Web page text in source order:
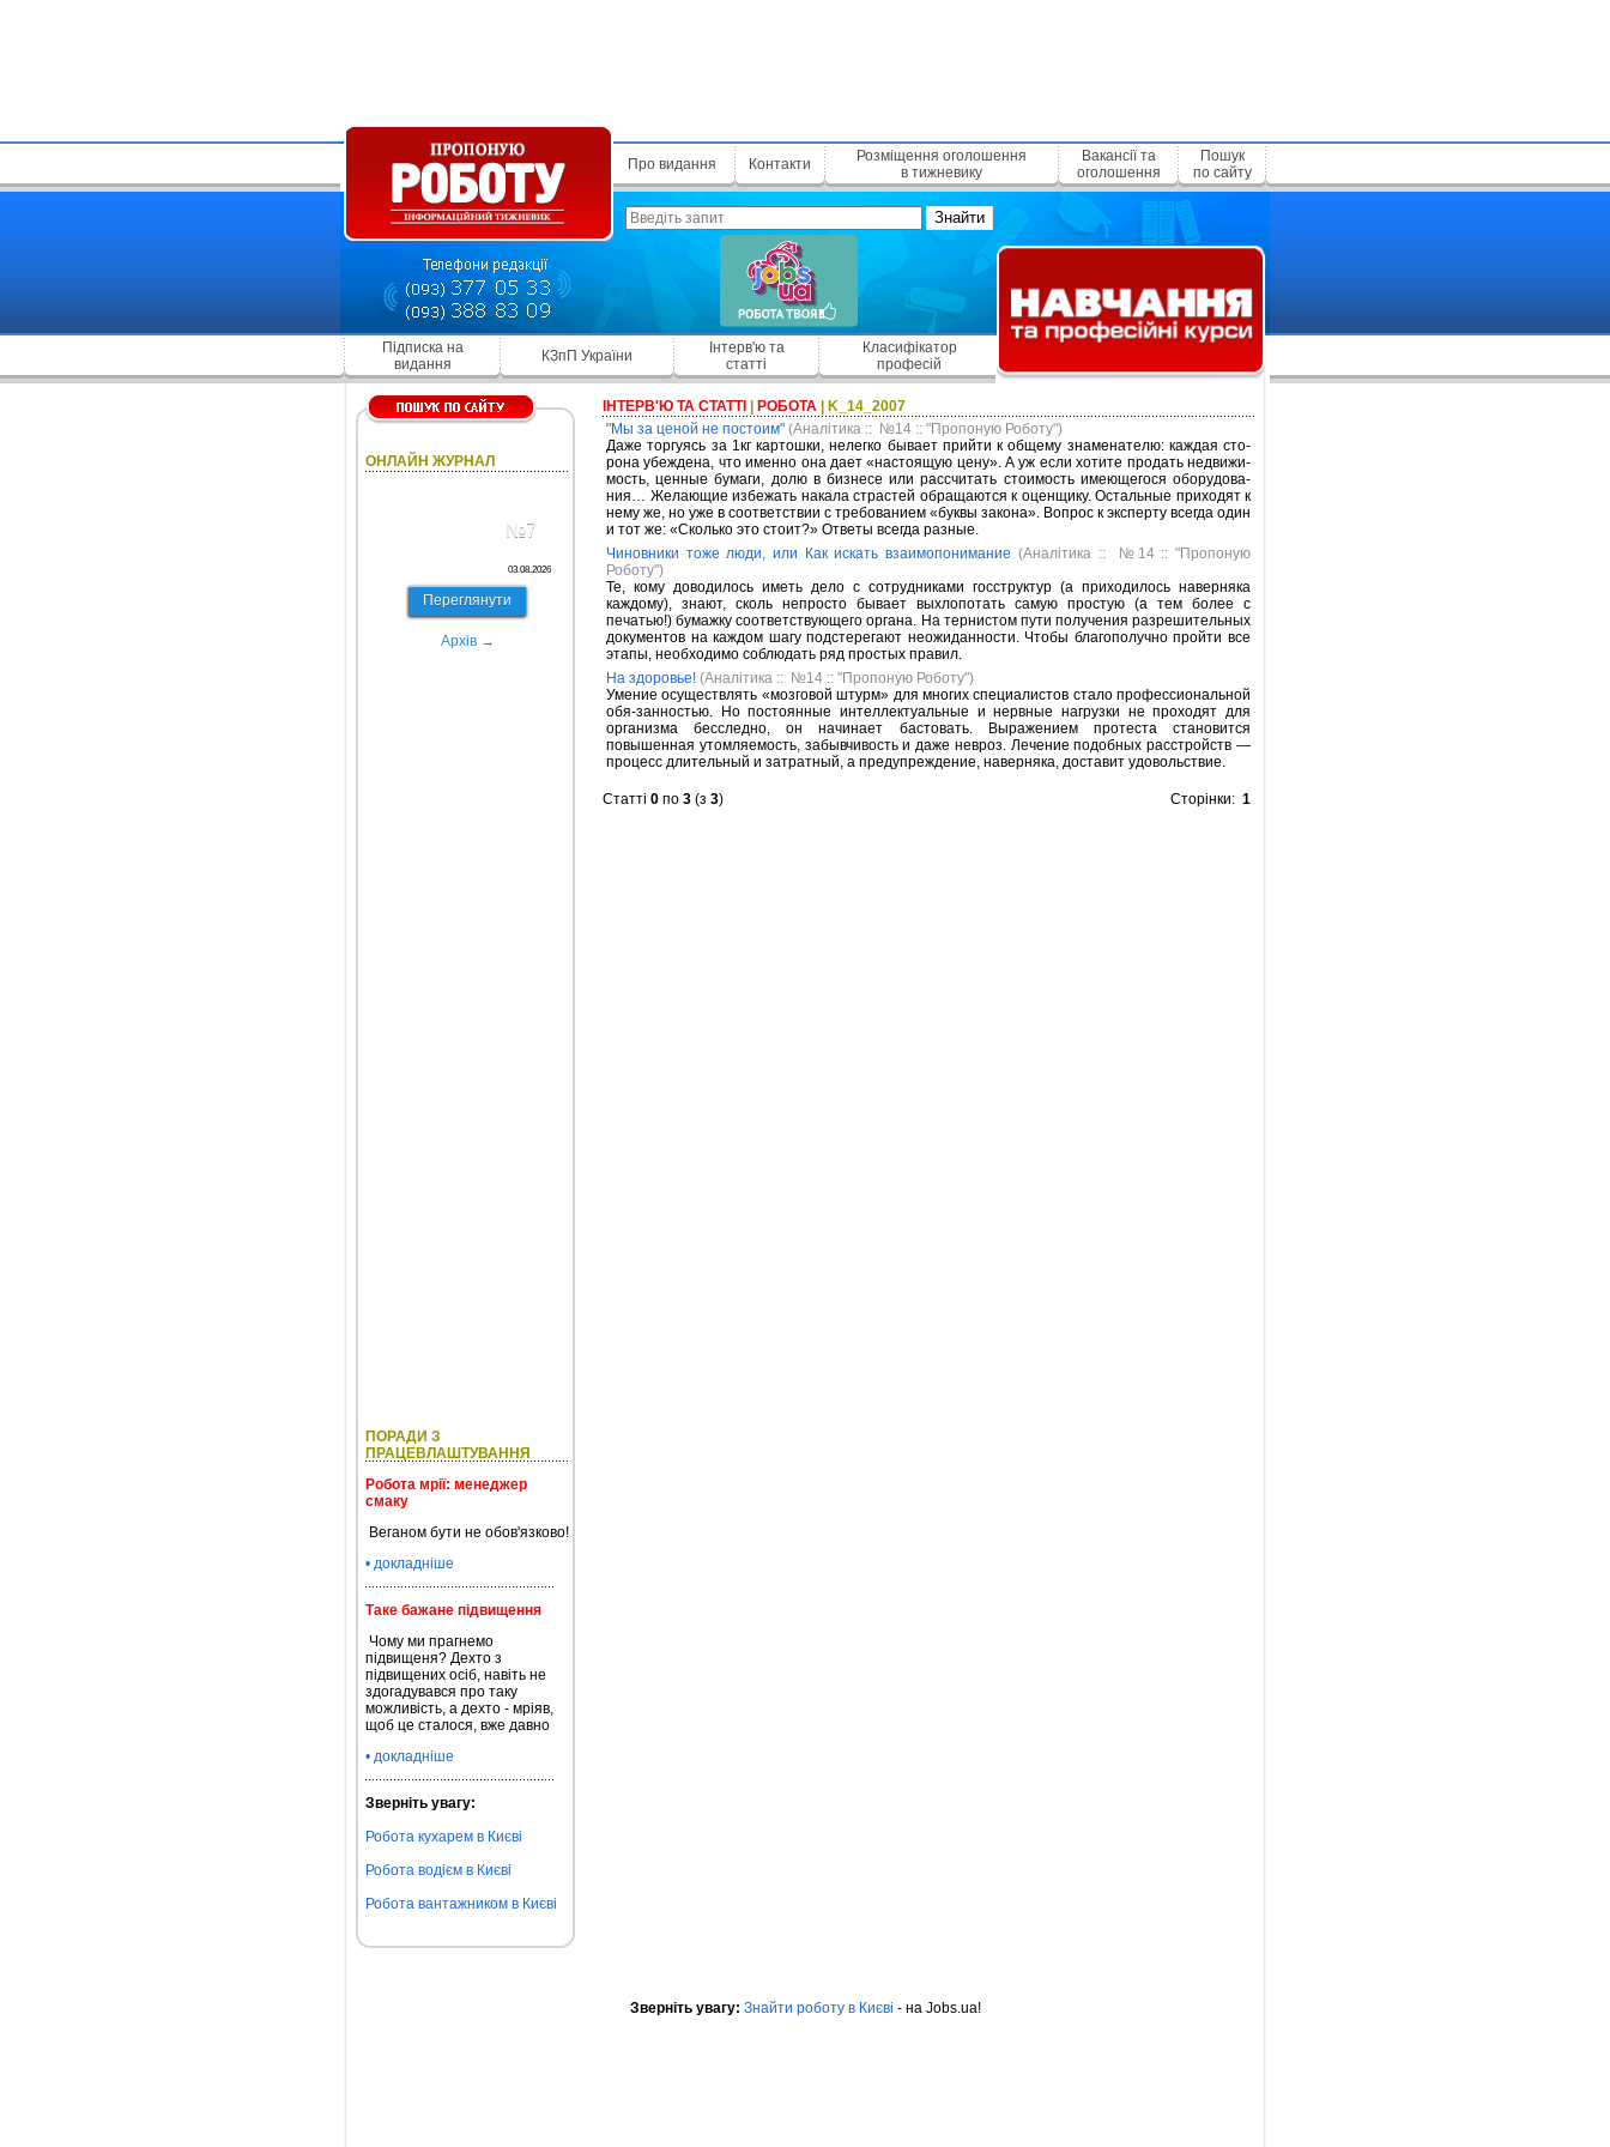
Знайти
Про видання Контакти
Розміщення оголошення
в тижневику
Вакансії та
оголошення
Пошук
по сайту
Підписка на
видання
КЗпП України
Інтерв'ю та
статті
Класифікатор
професій
ОНЛАЙН ЖУРНАЛ
№7
03.08.2026
Переглянути
Архів →
ПОРАДИ З
ПРАЦЕВЛАШТУВАННЯ
Робота мрії: менеджер
смаку
Веганом бути не обов'язково!
• докладніше
Таке бажане підвищення
Чому ми прагнемо
підвищеня? Дехто з
підвищених осіб, навіть не
здогадувався про таку
можливість, а дехто - мріяв,
щоб це сталося, вже давно
• докладніше
Зверніть увагу:
Робота кухарем в Києві
Робота водієм в Києві
Робота вантажником в Києві
ІНТЕРВ'Ю ТА СТАТТІ РОБОТА | K_14_2007
"Мы за ценой не постоим" (Аналітика :: №14 :: "Пропоную Роботу")
Даже торгуясь за 1кг картошки, нелегко бывает прийти к общему знаменателю: каждая сто-
рона убеждена, что именно она дает «настоящую цену». А уж если хотите продать недвижи-
мость, ценные бумаги, долю в бизнесе или рассчитать стоимость имеющегося оборудова-
ния… Желающие избежать накала страстей обращаются к оценщику. Остальные приходят к
нему же, но уже в соответствии с требованием «буквы закона». Вопрос к эксперту всегда один
и тот же: «Сколько это стоит?» Ответы всегда разные.
Чиновники тоже люди, или Как искать взаимопонимание (Аналітика :: №14 :: "Пропоную
Роботу")
Те, кому доводилось иметь дело с сотрудниками госструктур (а приходилось наверняка
каждому), знают, сколь непросто бывает выхлопотать самую простую (а тем более с
печатью!) бумажку соответствующего органа. На тернистом пути получения разрешительных
документов на каждом шагу подстерегают неожиданности. Чтобы благополучно пройти все
этапы, необходимо соблюдать ряд простых правил.
На здоровье! (Аналітика :: №14 :: "Пропоную Роботу")
Умение осуществлять «мозговой штурм» для многих специалистов стало профессиональной
обя-занностью. Но постоянные интеллектуальные и нервные нагрузки не проходят для
организма бесследно, он начинает бастовать. Выражением протеста становится
повышенная утомляемость, забывчивость и даже невроз. Лечение подобных расстройств —
процесс длительный и затратный, а предупреждение, наверняка, доставит удовольствие.
Статті 0 по 3 (з 3) Сторінки: 1
Зверніть увагу: Знайти роботу в Києві - на Jobs.ua!